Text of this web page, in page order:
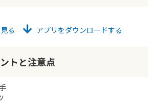
る アプリをダウンロードする
トと注意点